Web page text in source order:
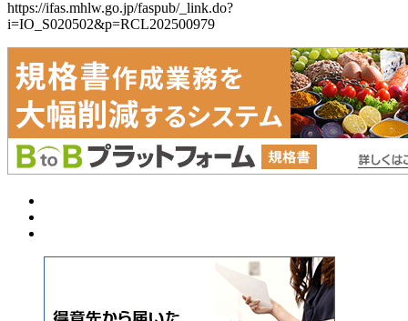
https://ifas.mhlw.go.jp/faspub/_link.do?
i=IO_S020502&p=RCL202500979